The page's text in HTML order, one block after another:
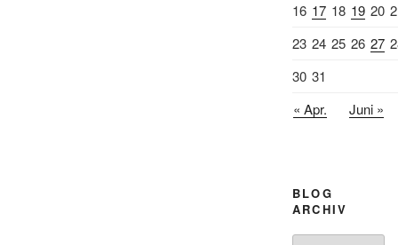
16 17 18 19 20
23 24 25 26 27
30 31
« Apr.
Juni »
BLOG
ARCHIV